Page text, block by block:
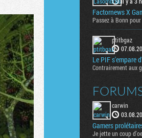
Factornews X
Passez à Bonn
ptitbgaz
Le PIF s'empare
Contrairement aux
carwin
Gamers
Je jette un coup